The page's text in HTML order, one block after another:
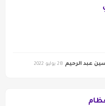
عبد الرحيم 28 يوليو 2022